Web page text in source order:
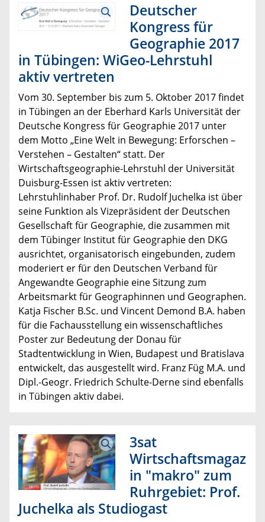
Deutscher
Kongress für
Geographie 2017
in Tübingen: WiGeo-Lehrstuhl
aktiv vertreten
Vom 30. September bis zum 5. Oktober 2017 findet
in Tübingen an der Eberhard Karls Universität der
Deutsche Kongress für Geographie 2017 unter
dem Motto „Eine Welt in Bewegung: Erforschen –
Verstehen – Gestalten“ statt. Der
Wirtschaftsgeographie-Lehrstuhl der Universität
Duisburg-Essen ist aktiv vertreten:
Lehrstuhlinhaber Prof. Dr. Rudolf Juchelka ist über
seine Funktion als Vizepräsident der Deutschen
Gesellschaft für Geographie, die zusammen mit
dem Tübinger Institut für Geographie den DKG
ausrichtet, organisatorisch eingebunden, zudem
moderiert er für den Deutschen Verband für
Angewandte Geographie eine Sitzung zum
Arbeitsmarkt für Geographinnen und Geographen.
Katja Fischer B.Sc. und Vincent Demond B.A. haben
für die Fachausstellung ein wissenschaftliches
Poster zur Bedeutung der Donau für
Stadtentwicklung in Wien, Budapest und Bratislava
entwickelt, das ausgestellt wird. Franz Füg M.A. und
Dipl.-Geogr. Friedrich Schulte-Derne sind ebenfalls
in Tübingen aktiv dabei.
3sat
Wirtschaftsmagaz
in "makro" zum
Ruhrgebiet: Prof.
Juchelka als Studiogast